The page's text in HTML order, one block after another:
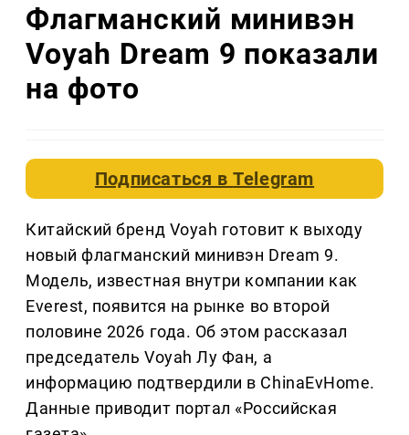
Флагманский минивэн
Voyah Dream 9 показали
на фото
Подписаться вTelegram
Китайский бренд Voyah готовит к выходу
новый флагманский минивэн Dream 9.
Модель, известная внутри компании как
Everest, появится на рынке во второй
половине 2026 года. Об этом рассказал
председатель Voyah Лу Фан, а
информацию подтвердили в ChinaEvHome.
Данные приводит портал «Российская